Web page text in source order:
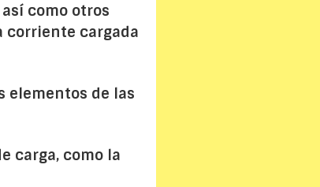
como otros
corriente cargada
elementos de las
carga, como la